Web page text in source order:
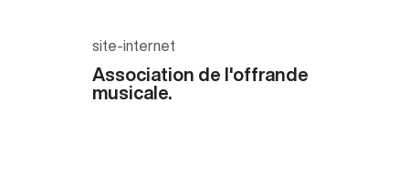
site-internet
Association de l'offrande
musicale.